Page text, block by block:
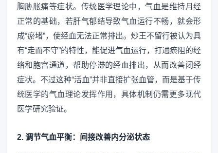
胸胁胀痛等症状。传统医学理论中，气血是维持月经
正常的基础，若肝气郁结导致气血运行不畅，就会形
成“瘀堵”，使经血无法正常排出。炒王不留行被认为具
有“走而不守”的特性，能促进气血运行，打通瘀阻的经
络和胞宫通道，帮助停滞的经血排出，从而改善闭经
症状。不过这种“活血”并非直接扩张血管，而是基于传
统医学的气血理论发挥作用，具体机制仍需更多现代
医学研究验证。
2. 调节气血平衡：间接改善内分泌状态